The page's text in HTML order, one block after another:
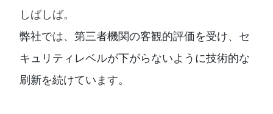
しばしば。
弊社では、第三者機関の客観的評価を受け、セ
キュリティレベルが下がらないように技術的な
刷新を続けています。